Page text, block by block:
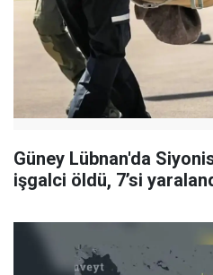
Güney Lübnan'da
işgalci öldü, 7’si